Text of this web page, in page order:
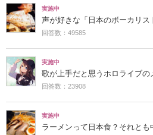
実施中
声が好きな「日本のボーカリス
回答数：49585
実施中
歌が上手だと思うホロライブの
回答数：23908
実施中
ラーメンって日本食？それとも